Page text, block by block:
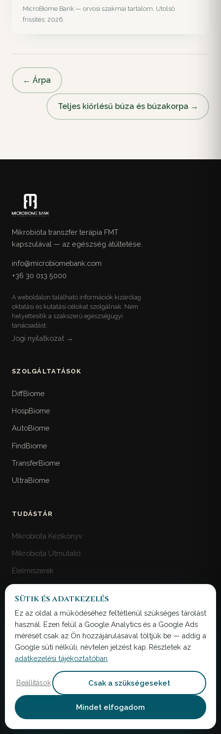
MicroBiome Bank — orvosi szakmai tartalom. Utolsó
frissítés: 2026.
← Árpa
Teljes kiőrlésű búza és búzakorpa →
Mikrobióta transzfer terápia FMT
kapszulával — az egészség átültetése.
info@microbiomebank.com
+36 30 013 5000
A weboldalon található információk kizárólag
oktatási és kutatási célokat szolgálnak. Nem
helyettesítik a szakszerű egészségügyi
tanácsadást.
Jogi nyilatkozat →
SZOLGÁLTATÁSOK
DiffBiome
HospBiome
AutoBiome
FindBiome
TransferBiome
UltraBiome
TUDÁSTÁR
Mikrobiota Kézikönyv
Mikrobiota Útmutató
Élelmiszerek
Blog
Hírek
MicroBiome Bank Ltd.
2 Brandon Road, Braintree
Essex, CM7 2NL, UK
Sütik és adatkezelés
Ez az oldal a működéséhez feltétlenül szükséges tárolást
használ. Ezen felül a Google Analytics és a Google Ads
mérését csak az Ön hozzájárulásával töltjük be — addig a
Google süti nélküli, névtelen jelzést kap. Részletek az
adatkezelési tájékoztatóban
Beállítások Csak a szükségeseket
Mindet elfogadom